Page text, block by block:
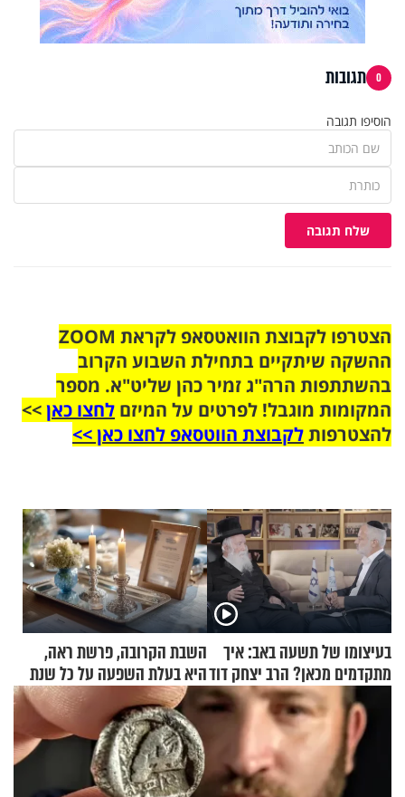
0 תגובות
הוסיפו תגובה
שלח תגובה
הצטרפו לקבוצת הוואטסאפ לקראת ZOOM
ההשקה שיתקיים בתחילת השבוע הקרוב
בהשתתפות הרה"ג זמיר כהן שליט"א. מספר
המקומות מוגבל! לפרטים על המיזם לחצו כאן>>
להצטרפותלקבוצת הווטסאפ לחצו כאן >>
בעיצומו של תשעה באב: איך
מתקדמים מכאן? הרב יצחק דוד
גרוסמן בשיחה מיוחדת
השבת הקרובה, פרשת ראה,
היא בעלת השפעה על כל שנת
תשפ"ז